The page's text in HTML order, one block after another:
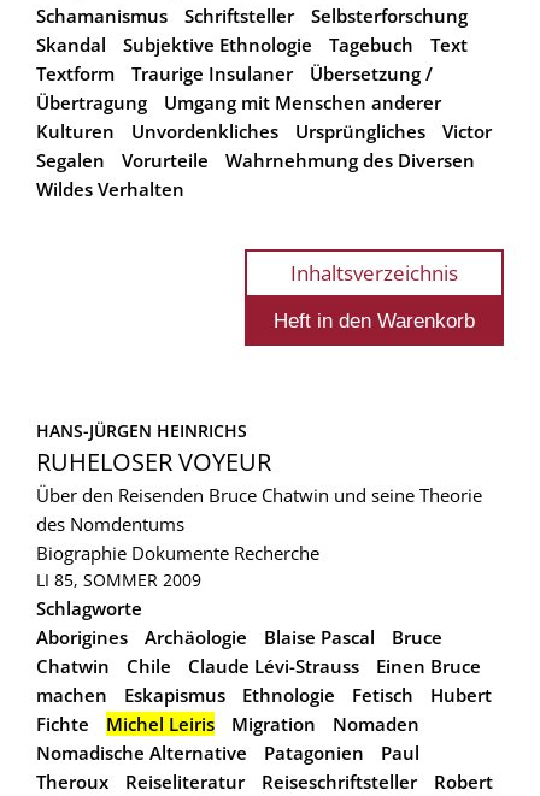
Schamanismus
Schriftsteller
Selbsterforschung
Skandal
Subjektive Ethnologie Tagebuch
Text
Textform
Traurige Insulaner
Übersetzung /
Übertragung
Umgang mit Menschen anderer
Kulturen
Unvordenkliches Ursprüngliches
Victor
Segalen
Vorurteile
Wahrnehmung des Diversen
Wildes Verhalten
Inhaltsverzeichnis
HANS-JÜRGEN HEINRICHS
RUHELOSER VOYEUR
Über den Reisenden Bruce Chatwin und seine Theorie
des Nomdentums
Biographie Dokumente Recherche
LI 85, SOMMER 2009
Schlagworte
Aborigines
Archäologie Blaise Pascal
Bruce
Chatwin
Chile Claude Lévi-Strauss
Einen Bruce
machen
Eskapismus Ethnologie Fetisch
Hubert
Fichte
Michel Leiris Migration
Nomaden
Nomadische Alternative
Patagonien
Paul
Theroux
Reiseliteratur Reiseschriftsteller
Robert